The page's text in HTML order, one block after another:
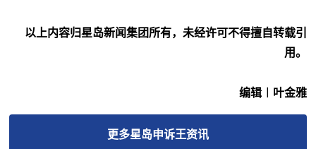
以上内容归星岛新闻集团所有，未经许可不得擅自转载引
用。
编辑︱叶金雅
更多星岛申诉王资讯